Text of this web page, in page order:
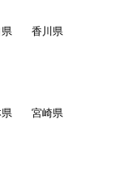
県
香川県
宮崎県